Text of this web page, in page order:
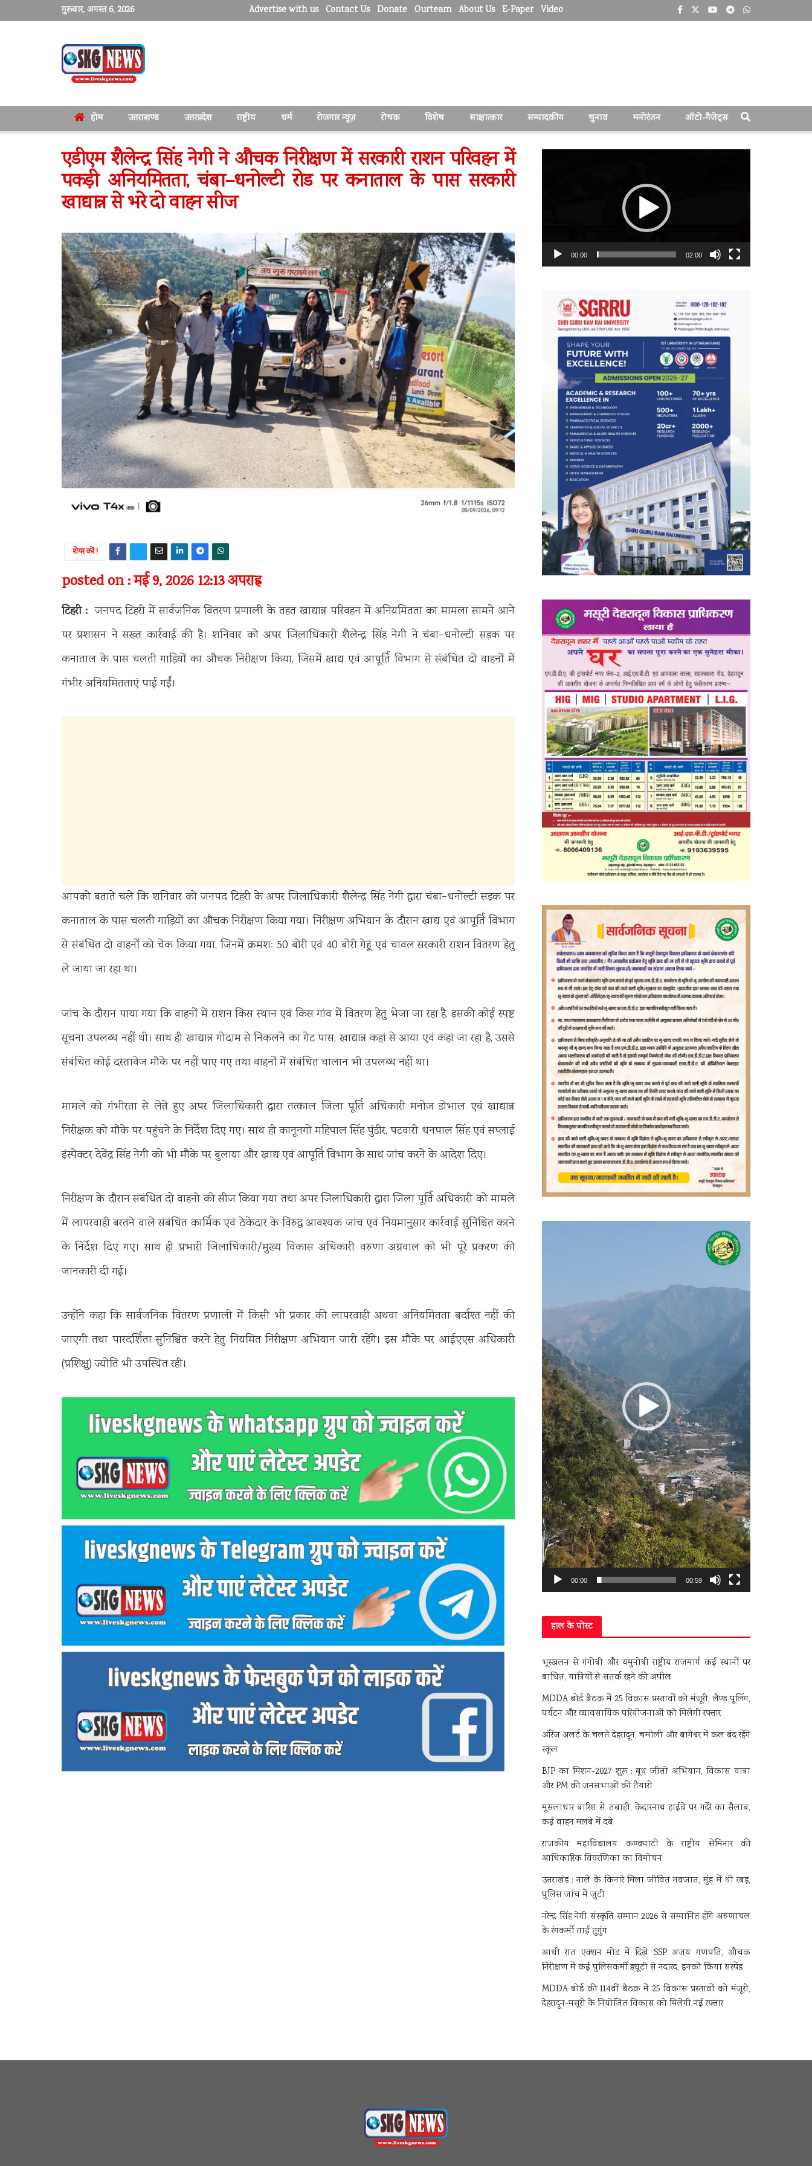
गुरूवार, अगस्त 6, 2026 Advertise with us Contact Us Donate Ourteam About Us E-Paper Video
होम उत्तराखण्ड उत्तरप्रदेश राष्ट्रीय धर्म रोजगार न्यूज़ रोचक विशेष साक्षात्कार सम्पादकीय चुनाव मनोरंजन ऑटो-गैजेट्स
एडीएम शैलेन्द्र सिंह नेगी ने औचक निरीक्षण में सरकारी राशन परिवहन में
पकड़ी अनियमितता, चंबा–धनोल्टी रोड पर कनाताल के पास सरकारी
खाद्यान्न से भरे दो वाहन सीज
शेयर करें !
posted on : मई 9, 2026 12:13 अपराह्न
टिहरी : जनपद टिहरी में सार्वजनिक वितरण प्रणाली के तहत खाद्यान्न परिवहन में अनियमितता का मामला सामने आने
पर प्रशासन ने सख्त कार्रवाई की है। शनिवार को अपर जिलाधिकारीशैलेन्द्र सिंह नेगीने चंबा–धनोल्टी सड़क पर
कनाताल के पास चलती गाड़ियों का औचक निरीक्षण किया, जिसमें खाद्य एवं आपूर्ति विभाग से संबंधित दो वाहनों में
गंभीर अनियमितताएं पाई गईं।
आपको बताते चले कि शनिवार को जनपद टिहरी के अपर जिलाधिकारी शैलेन्द्र सिंह नेगी द्वारा चंबा–धनोल्टी सड़क पर
कनाताल के पास चलती गाड़ियों का औचक निरीक्षण किया गया। निरीक्षण अभियान के दौरान खाद्य एवं आपूर्ति विभाग
से संबंधित दो वाहनों को चेक किया गया, जिनमें क्रमशः 50 बोरी एवं 40 बोरी गेहूं एवं चावल सरकारी राशन वितरण हेतु
ले जाया जा रहा था।
जांच के दौरान पाया गया कि वाहनों में राशन किस स्थान एवं किस गांव में वितरण हेतु भेजा जा रहा है, इसकी कोई स्पष्ट
सूचना उपलब्ध नहीं थी। साथ ही खाद्यान्न गोदाम से निकलने का गेट पास, खाद्यान्न कहां से आया एवं कहां जा रहा है, उससे
संबंधित कोई दस्तावेज मौके पर नहीं पाए गए तथा वाहनों में संबंधित चालान भी उपलब्ध नहीं था।
मामले को गंभीरता से लेते हुए अपर जिलाधिकारी द्वारा तत्काल जिला पूर्ति अधिकारी मनोज डोभाल एवं खाद्यान्न
निरीक्षक को मौके पर पहुंचने के निर्देश दिए गए। साथ ही कानूनगो महिपाल सिंह पुंडीर, पटवारी धनपाल सिंह एवं सप्लाई
इंस्पेक्टर देवेंद्र सिंह नेगी को भी मौके पर बुलाया और खाद्य एवं आपूर्ति विभाग के साथ जांच करने के आदेश दिए।
निरीक्षण के दौरान संबंधित दो वाहनो को सीज किया गया तथा अपर जिलाधिकारी द्वारा जिला पूर्ति अधिकारी को मामले
में लापरवाही बरतने वाले संबंधित कार्मिक एवं ठेकेदार के विरुद्ध आवश्यक जांच एवं नियमानुसार कार्रवाई सुनिश्चित करने
के निर्देश दिए गए। साथ ही प्रभारी जिलाधिकारी/मुख्य विकास अधिकारी वरुणा अग्रवाल को भी पूरे प्रकरण की
जानकारी दी गई।
उन्होंने कहा कि सार्वजनिक वितरण प्रणाली में किसी भी प्रकार की लापरवाही अथवा अनियमितता बर्दाश्त नहीं की
जाएगी तथा पारदर्शिता सुनिश्चित करने हेतु नियमित निरीक्षण अभियान जारी रहेंगे। इस मौके पर आईएएस अधिकारी
(प्रशिक्षु) ज्योति भी उपस्थित रही।
00:00 02:00
00:00 00:59
हाल के पोस्ट
भूस्खलन से गंगोत्री और यमुनोत्री राष्ट्रीय राजमार्ग कई स्थानों पर
बाधित, यात्रियों से सतर्क रहने की अपील
MDDA बोर्ड बैठक में 25 विकास प्रस्तावों को मंजूरी, लैण्ड पूलिंग,
पर्यटन और व्यावसायिक परियोजनाओं को मिलेगी रफ्तार
ऑरेंज अलर्ट के चलते देहरादून, चमोली और बागेश्वर में कल बंद रहेंगे
स्कूल
BJP का मिशन-2027 शुरू : बूथ जीतो अभियान, विकास यात्रा
और PM की जनसभाओं की तैयारी
मूसलाधार बारिश से तबाही, केदारनाथ हाईवे पर गदेरे का सैलाब,
कई वाहन मलबे में दबे
राजकीय महाविद्यालय कण्वघाटी के राष्ट्रीय सेमिनार की
आधिकारिक विवरणिका का विमोचन
उत्तराखंड : नाले के किनारे मिला जीवित नवजात, मुंह में थी रबड़,
पुलिस जांच में जुटी
नरेन्द्र सिंह नेगी संस्कृति सम्मान 2026 से सम्मानित होंगे अरुणाचल
के रंगकर्मी ताई तुगुंग
आधी रात एक्शन मोड में दिखे SSP अजय गणपति, औचक
निरीक्षण में कई पुलिसकर्मी ड्यूटी से नदारद, इनको किया सस्पेंड
MDDA बोर्ड की 114वीं बैठक में 25 विकास प्रस्तावों को मंजूरी,
देहरादून-मसूरी के नियोजित विकास को मिलेगी नई रफ्तार